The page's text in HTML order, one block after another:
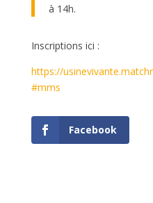
à 14h.
Inscriptions ici :
https://usinevivante.
#mms
Facebook